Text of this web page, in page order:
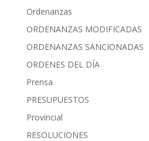
Ordenanzas
ORDENANZAS MODIFICADAS
ORDENANZAS SANCIONADAS
ORDENES DEL DÍA
Prensa
PRESUPUESTOS
Provincial
RESOLUCIONES